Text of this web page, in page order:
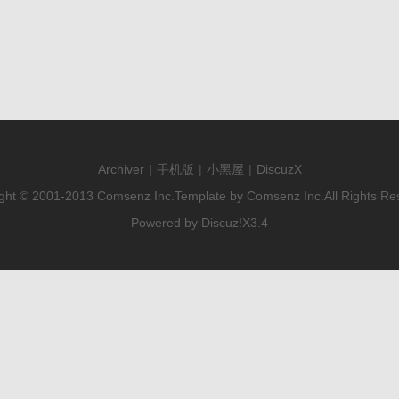
Archiver | 手机版 | 小黑屋 | DiscuzX
© 2001-2013 Comsenz Inc. Template by Comsenz Inc. All Rights
Powered by Discuz!X3.4